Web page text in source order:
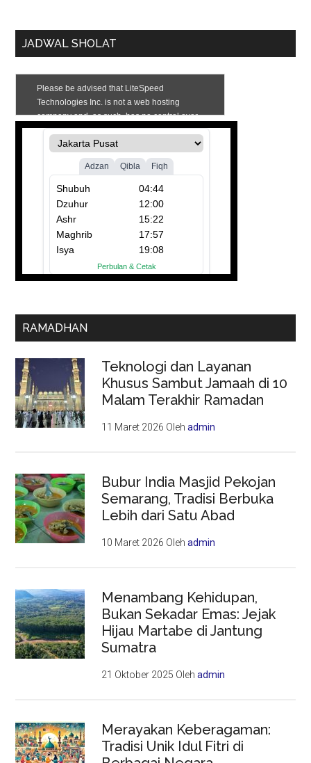
JADWAL SHOLAT
RAMADHAN
Teknologi dan Layanan
Khusus Sambut Jamaah di 10
Malam Terakhir Ramadan
11 Maret 2026 Olehadmin
Bubur India Masjid Pekojan
Semarang, Tradisi Berbuka
Lebih dari Satu Abad
10 Maret 2026 Olehadmin
Menambang Kehidupan,
Bukan Sekadar Emas: Jejak
Hijau Martabe di Jantung
Sumatra
21 Oktober 2025 Olehadmin
Merayakan Keberagaman:
Tradisi Unik Idul Fitri di